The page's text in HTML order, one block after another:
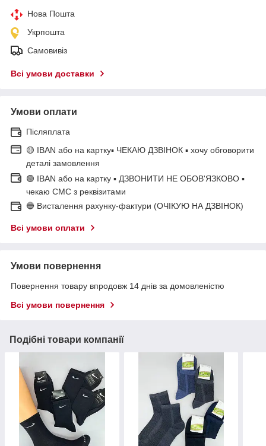
Нова Пошта
Укрпошта
Самовивіз
Всі умови доставки
Умови оплати
Післяплата
🟡 IBAN або на картку▪ ЧЕКАЮ ДЗВІНОК ▪ хочу обговорити
деталі замовлення
🟢 IBAN або на картку ▪ ДЗВОНИТИ НЕ ОБОВ'ЯЗКОВО ▪
чекаю СМС з реквізитами
🔵 Висталення рахунку-фактури (ОЧІКУЮ НА ДЗВІНОК)
Всі умови оплати
Умови повернення
Повернення товару впродовж 14 днів за домовленістю
Всі умови повернення
Подібні товари компанії